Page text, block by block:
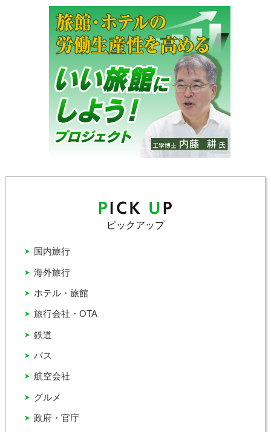
ピックアップ
グルメ
バス
ホテル・旅館
国内旅行
政府・官庁
旅行会社・OTA
海外旅行
航空会社
鉄道